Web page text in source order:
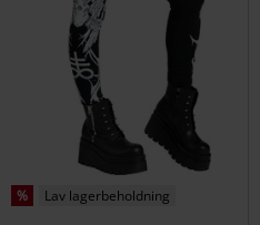
% Lav lagerbeholdning